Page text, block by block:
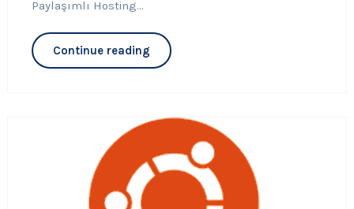
Paylaşımlı Hosting...
Continue reading